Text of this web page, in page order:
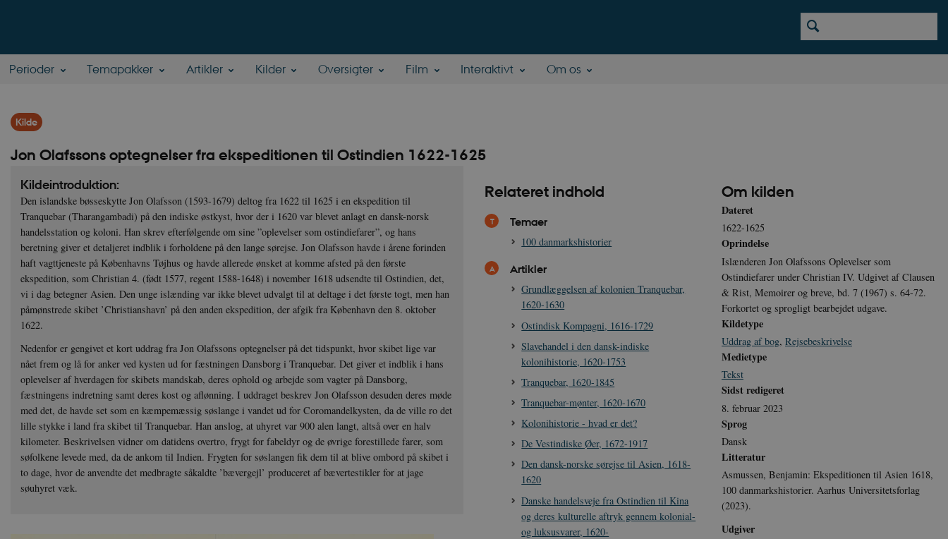
Perioder Temapakker Artikler Kilder Oversigter Film Interaktivt Om os
Kilde
Jon Olafssons optegnelser fra ekspeditionen til Ostindien 1622-1625
Kildeintroduktion:
Den islandske bøsseskytte Jon Olafsson (1593-1679) deltog fra 1622 til 1625 i en ekspedition til
Tranquebar (Tharangambadi) på den indiske østkyst, hvor der i 1620 var blevet anlagt en dansk-norsk
handelsstation og koloni. Han skrev efterfølgende om sine ”oplevelser som ostindiefarer”, og hans
beretning giver et detaljeret indblik i forholdene på den lange sørejse. Jon Olafsson havde i årene forinden
haft vagttjeneste på Københavns Tøjhus og havde allerede ønsket at komme afsted på den første
ekspedition, som Christian 4. (født 1577, regent 1588-1648) i november 1618 udsendte til Ostindien, det,
vi i dag betegner Asien. Den unge islænding var ikke blevet udvalgt til at deltage i det første togt, men han
påmønstrede skibet ’Christianshavn’ på den anden ekspedition, der afgik fra København den 8. oktober
1622.
Nedenfor er gengivet et kort uddrag fra Jon Olafssons optegnelser på det tidspunkt, hvor skibet lige var
nået frem og lå for anker ved kysten ud for fæstningen Dansborg i Tranquebar. Det giver et indblik i hans
oplevelser af hverdagen for skibets mandskab, deres ophold og arbejde som vagter på Dansborg,
fæstningens indretning samt deres kost og aflønning. I uddraget beskrev Jon Olafsson desuden deres møde
med det, de havde set som en kæmpemæssig søslange i vandet ud for Coromandelkysten, da de ville ro det
lille stykke i land fra skibet til Tranquebar. Han anslog, at uhyret var 900 alen langt, altså over en halv
kilometer. Beskrivelsen vidner om datidens overtro, frygt for fabeldyr og de øvrige forestillede farer, som
søfolkene levede med, da de ankom til Indien. Frygten for søslangen fik dem til at blive ombord på skibet i
to dage, hvor de anvendte det medbragte såkaldte ’bævergejl’ produceret af bævertestikler for at jage
søuhyret væk.
Relateret indhold
Temaer
100 danmarkshistorier
Artikler
Grundlæggelsen af kolonien Tranquebar,
1620-1630
Ostindisk Kompagni, 1616-1729
Slavehandel i den dansk-indiske
kolonihistorie, 1620-1753
Tranquebar, 1620-1845
Tranquebar-mønter, 1620-1670
Kolonihistorie - hvad er det?
De Vestindiske Øer, 1672-1917
Den dansk-norske sørejse til Asien, 1618-
1620
Danske handelsveje fra Ostindien til Kina
og deres kulturelle aftryk gennem kolonial-
og luksusvarer, 1620-
Om kilden
Dateret
1622-1625
Oprindelse
Islænderen Jon Olafssons Oplevelser som
Ostindiefarer under Christian IV. Udgivet af Clausen
& Rist, Memoirer og breve, bd. 7 (1967) s. 64-72.
Forkortet og sprogligt bearbejdet udgave.
Kildetype
Uddrag af bog, Rejsebeskrivelse
Medietype
Tekst
Sidst redigeret
8. februar 2023
Sprog
Dansk
Litteratur
Asmussen, Benjamin: Ekspeditionen til Asien 1618,
100 danmarkshistorier. Aarhus Universitetsforlag
(2023).
Udgiver